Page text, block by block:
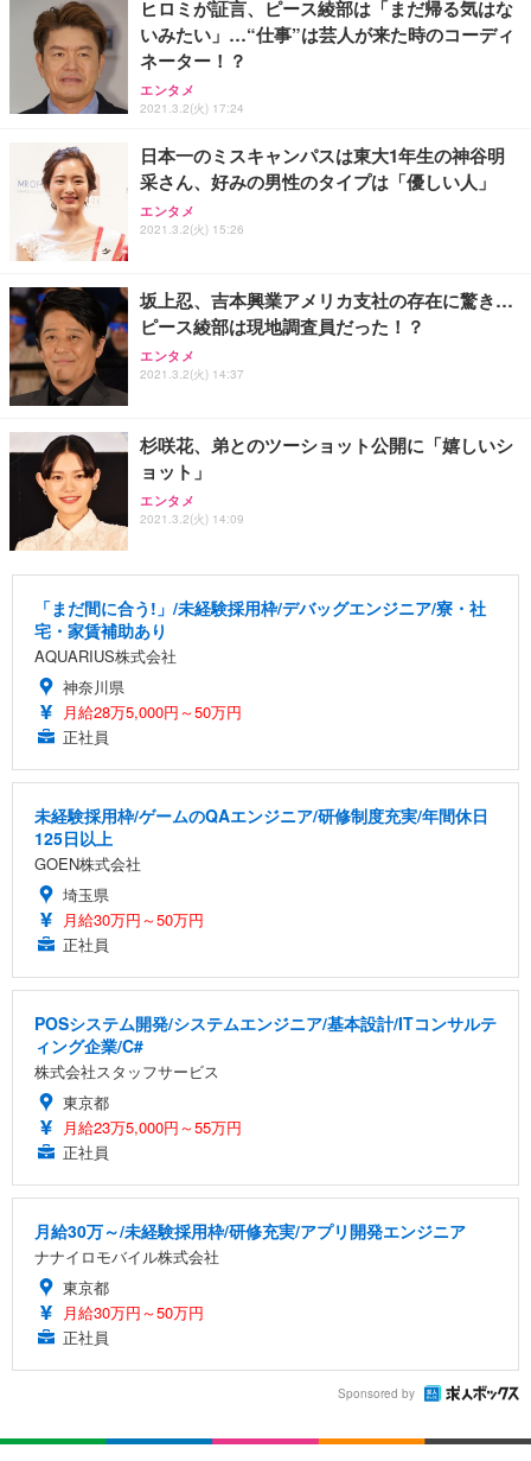
ヒロミが証言、ピース綾部は「まだ帰る気はな
いみたい」…“仕事”は芸人が来た時のコーディ
ネーター！？
エンタメ
2021.3.2(火) 17:24
日本一のミスキャンパスは東大1年生の神谷明
采さん、好みの男性のタイプは「優しい人」
エンタメ
2021.3.2(火) 15:26
坂上忍、吉本興業アメリカ支社の存在に驚き…
ピース綾部は現地調査員だった！？
エンタメ
2021.3.2(火) 14:37
杉咲花、弟とのツーショット公開に「嬉しいシ
ョット」
エンタメ
2021.3.2(火) 14:09
「まだ間に合う!」/未経験採用枠/デバッグエンジニア/寮・社
宅・家賃補助あり
AQUARIUS株式会社
神奈川県
月給28万5,000円～50万円
正社員
未経験採用枠/ゲームのQAエンジニア/研修制度充実/年間休日
125日以上
GOEN株式会社
埼玉県
月給30万円～50万円
正社員
POSシステム開発/システムエンジニア/基本設計/ITコンサルテ
ィング企業/C#
株式会社スタッフサービス
東京都
月給23万5,000円～55万円
正社員
月給30万～/未経験採用枠/研修充実/アプリ開発エンジニア
ナナイロモバイル株式会社
東京都
月給30万円～50万円
正社員
Sponsored by